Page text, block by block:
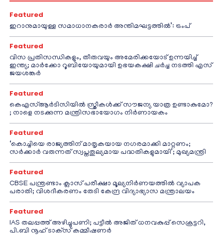
Featured
ഇറാനുമായുള്ള സമാധാനകരാർ അന്തിമഘട്ടത്തിൽ‌’: ട്രംപ്
Featured
വിസ പ്രതിസന്ധികളും, തീരുവയും അമേരിക്കയോട് ഉന്നയിച്ച്
ഇന്ത്യ; മാർക്കോ റൂബിയോയുമായി ഉഭയകക്ഷി ചർച്ച നടത്തി എസ്
ജയശങ്കർ
Featured
കെഎസ്ആർടിസിയിൽ സ്ത്രീകൾക്ക് സൗജന്യ യാത്ര ഉണ്ടാകുമോ?
; നാളെ നടക്കുന്ന മന്ത്രിസഭായോഗം നിർണായകം
Featured
‘കൊച്ചിയെ രാജ്യത്തിന് മാതൃകയായ നഗരമാക്കി മാറ്റണം;
സർക്കാർ വരുന്നത് സ്വപ്നതുല്യമായ പദ്ധതികളുമായി’; മുഖ്യമന്ത്രി
Featured
CBSE പന്ത്രണ്ടാം ക്ലാസ് പരീക്ഷാ മൂല്യനിർണയത്തിൽ വ്യാപക
പരാതി; വിശദീകരണം തേടി കേന്ദ്ര വിദ്യാഭ്യാസ മന്ത്രാലയം
Featured
IAS തലപ്പത്ത് അഴിച്ചുപണി; പട്ടീല്‍ അജിത് ധനവകുപ്പ് സെക്രട്ടറി,
പി.ബി നൂഹ് ടാക്‌സ് കമ്മീഷണര്‍